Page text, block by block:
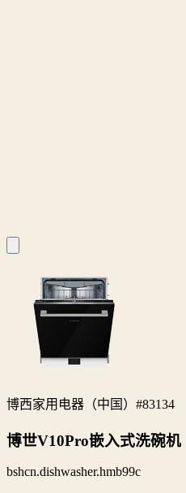
博西家用电器（中国） #83134
博世V10Pro嵌入式洗碗机
bshcn.dishwasher.hmb99c